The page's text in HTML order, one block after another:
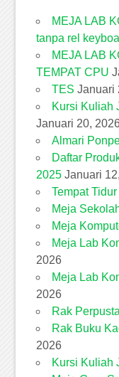
MEJA LAB
tanpa rel
MEJA LAB
TEMPAT CPU
TES Januari
Kursi Kuliah
Januari 20,
Almari
Daftar
2025 Januari
Tempat
Meja
Meja
Meja Lab
2026
Meja Lab
2026
Rak
Rak Buku
2026
Kursi Kuliah